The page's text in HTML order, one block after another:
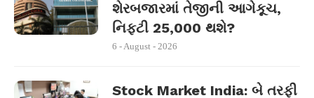
શેરબજારમાં તેજીની આગેકૂચ,
નિફ્ટી 25,000 થશે?
6 - August - 2026
Stock Market India: બે તરફી